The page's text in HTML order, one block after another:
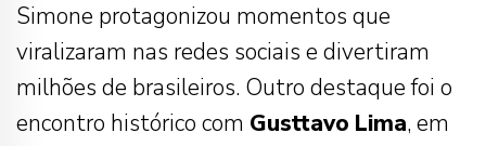
Simone protagonizou momentos que
viralizaram nas redes sociais e divertiram
milhões de brasileiros. Outro destaque foi o
encontro histórico com Gusttavo Lima, em